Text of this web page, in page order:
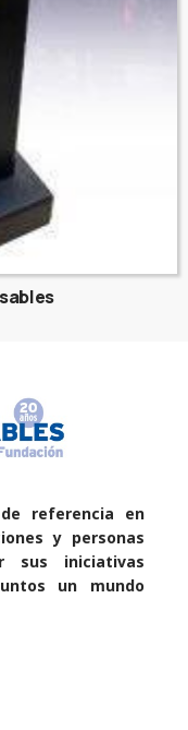
referencia en
y personas
sus iniciativas
un mundo